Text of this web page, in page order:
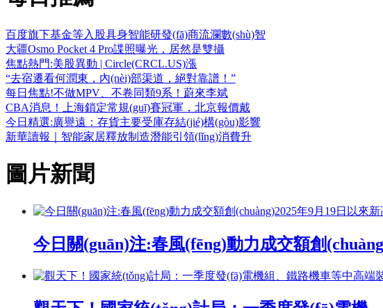
百度旗下基金等入股具身智能研發(fā)商流瀾數(shù)智
大疆Osmo Pocket 4 Pro諜照曝光，居然是雙攝
焦點熱門:美股異動 | Circle(CRCL.US)漲
“去宿遷看何潤東，內(nèi)部渠道，絕對靠譜！”
每日焦點!不做MPV、不卷同類9系！蔚來李斌
CBA消息！上海鎖定常規(guī)賽冠軍，北京報價戴
今日精選:廣譽遠：存貨主要受庫存結(jié)構(gòu)影響
新華讀報｜智能家居釋放制造潛能引領(lǐng)消費升
圖片新聞
今日關(guān)注:春風(fēng)動力成交額創